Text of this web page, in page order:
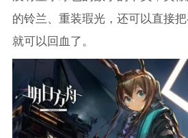
的铃兰、重装瑕光，还可以直接
就可以回血了。